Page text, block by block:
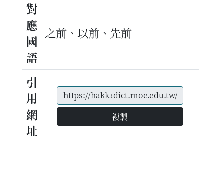
對
應
國
語
之前、以前、先前
引
用
網
址
複製